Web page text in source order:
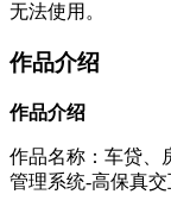
无法使用。
作品介绍
作品介绍
作品名称：车贷、
管理系统-高保真交